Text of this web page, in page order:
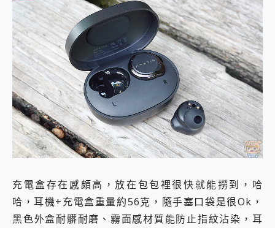
充電盒存在感頗高，放在包包裡很快就能撈到，哈
哈，耳機+充電盒重量約56克，隨手塞口袋是很Ok，
黑色外盒耐髒耐磨、霧面感材質能防止指紋沾染，耳